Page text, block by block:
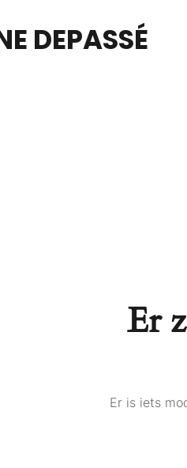
DEPASSÉ
Er
Er is iets